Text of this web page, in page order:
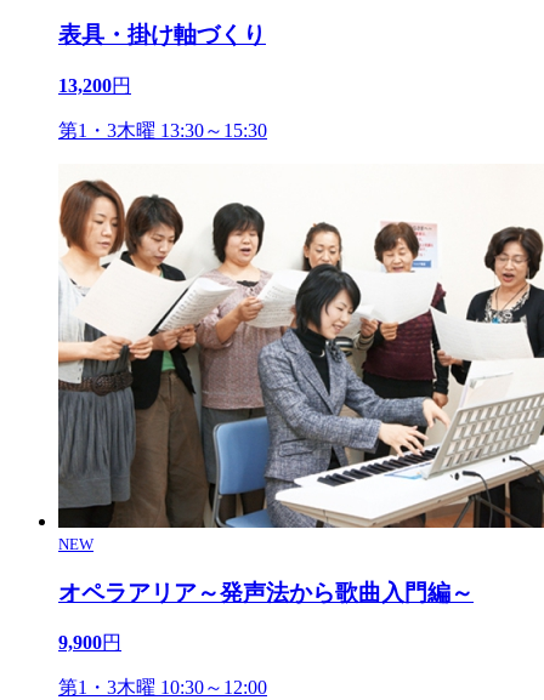
表具・掛け軸づくり
13,200円
第1・3木曜 13:30～15:30
NEW
オペラアリア～発声法から歌曲入門編～
9,900円
第1・3木曜 10:30～12:00